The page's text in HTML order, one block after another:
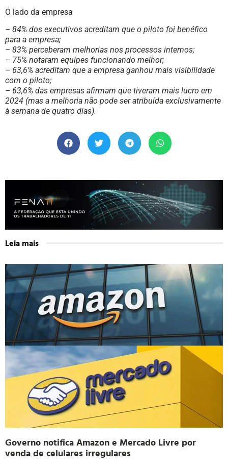
O lado da empresa
– 84% dos executivos acreditam que o piloto foi benéfico
para a empresa;
– 83% perceberam melhorias nos processos internos;
– 75% notaram equipes funcionando melhor;
– 63,6% acreditam que a empresa ganhou mais visibilidade
com o piloto;
– 63,6% das empresas afirmam que tiveram mais lucro em
2024 (mas a melhoria não pode ser atribuída exclusivamente
à semana de quatro dias).
Leia mais
Governo notifica Amazon e Mercado Livre por
venda de celulares irregulares